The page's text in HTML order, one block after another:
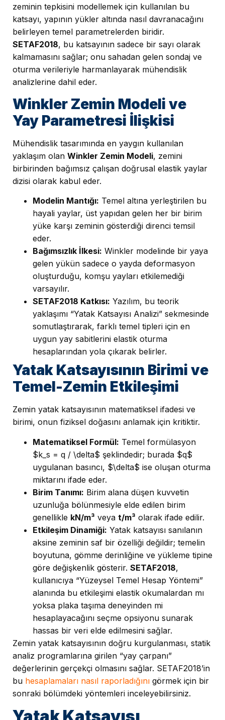
zeminin tepkisini modellemek için kullanılan bu
katsayı, yapının yükler altında nasıl davranacağını
belirleyen temel parametrelerden biridir.
SETAF2018, bu katsayının sadece bir sayı olarak
kalmamasını sağlar; onu sahadan gelen sondaj ve
oturma verileriyle harmanlayarak mühendislik
analizlerine dahil eder.
Winkler Zemin Modeli ve
Yay Parametresi İlişkisi
Mühendislik tasarımında en yaygın kullanılan
yaklaşım olan Winkler Zemin Modeli, zemini
birbirinden bağımsız çalışan doğrusal elastik yaylar
dizisi olarak kabul eder.
Modelin Mantığı: Temel altına yerleştirilen bu
hayali yaylar, üst yapıdan gelen her bir birim
yüke karşı zeminin gösterdiği direnci temsil
eder.
Bağımsızlık İlkesi: Winkler modelinde bir yaya
gelen yükün sadece o yayda deformasyon
oluşturduğu, komşu yayları etkilemediği
varsayılır.
SETAF2018 Katkısı: Yazılım, bu teorik
yaklaşımı “Yatak Katsayısı Analizi” sekmesinde
somutlaştırarak, farklı temel tipleri için en
uygun yay sabitlerini elastik oturma
hesaplarından yola çıkarak belirler.
Yatak Katsayısının Birimi ve
Temel-Zemin Etkileşimi
Zemin yatak katsayısının matematiksel ifadesi ve
birimi, onun fiziksel doğasını anlamak için kritiktir.
Matematiksel Formül: Temel formülasyon
$k_s = q / \delta$ şeklindedir; burada $q$
uygulanan basıncı, $\delta$ ise oluşan oturma
miktarını ifade eder.
Birim Tanımı: Birim alana düşen kuvvetin
uzunluğa bölünmesiyle elde edilen birim
genellikle kN/m³ veya t/m³ olarak ifade edilir.
Etkileşim Dinamiği: Yatak katsayısı sanılanın
aksine zeminin saf bir özelliği değildir; temelin
boyutuna, gömme derinliğine ve yükleme tipine
göre değişkenlik gösterir. SETAF2018,
kullanıcıya “Yüzeysel Temel Hesap Yöntemi”
alanında bu etkileşimi elastik okumalardan mı
yoksa plaka taşıma deneyinden mi
hesaplayacağını seçme opsiyonu sunarak
hassas bir veri elde edilmesini sağlar.
Zemin yatak katsayısının doğru kurgulanması, statik
analiz programlarına girilen “yay çarpanı”
değerlerinin gerçekçi olmasını sağlar. SETAF2018’in
bu hesaplamaları nasıl raporladığını görmek için bir
sonraki bölümdeki yöntemleri inceleyebilirsiniz.